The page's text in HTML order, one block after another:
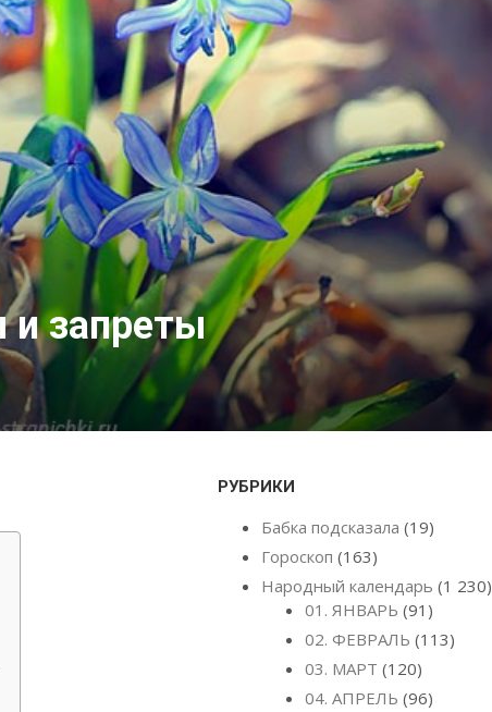
запреты
РУБРИКИ
Бабка подсказала (19)
Гороскоп (163)
Народный календарь (1 230)
01. ЯНВАРЬ (91)
02. ФЕВРАЛЬ (113)
03. МАРТ (120)
04. АПРЕЛЬ (96)